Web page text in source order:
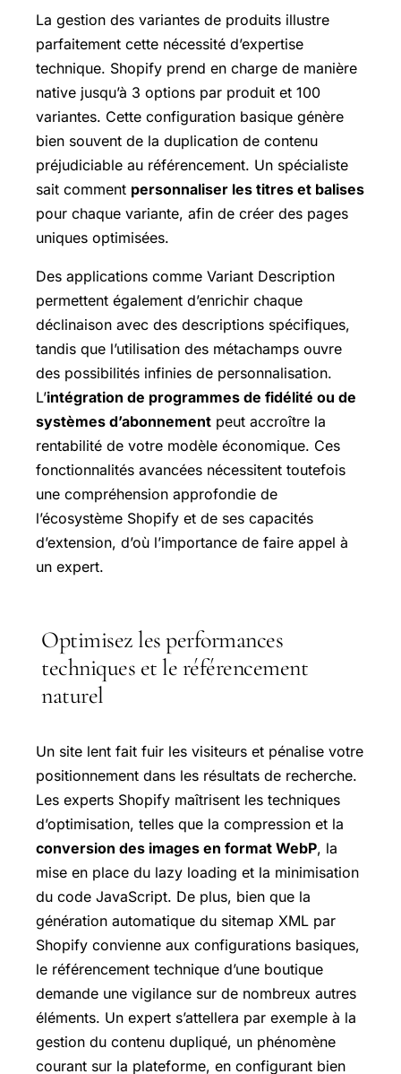
La gestion des variantes de produits illustre
parfaitement cette nécessité d’expertise
technique. Shopify prend en charge de manière
native jusqu’à 3 options par produit et 100
variantes. Cette configuration basique génère
bien souvent de la duplication de contenu
préjudiciable au référencement. Un spécialiste
sait comment personnaliser les titres et balises
pour chaque variante, afin de créer des pages
uniques optimisées.
Des applications comme Variant Description
permettent également d’enrichir chaque
déclinaison avec des descriptions spécifiques,
tandis que l’utilisation des métachamps ouvre
des possibilités infinies de personnalisation.
L’intégration de programmes de fidélité ou de
systèmes d’abonnement peut accroître la
rentabilité de votre modèle économique. Ces
fonctionnalités avancées nécessitent toutefois
une compréhension approfondie de
l’écosystème Shopify et de ses capacités
d’extension, d’où l’importance de faire appel à
un expert.
Optimisez les performances
techniques et le référencement
naturel
Un site lent fait fuir les visiteurs et pénalise votre
positionnement dans les résultats de recherche.
Les experts Shopify maîtrisent les techniques
d’optimisation, telles que la compression et la
conversion des images en format WebP, la
mise en place du lazy loading et la minimisation
du code JavaScript. De plus, bien que la
génération automatique du sitemap XML par
Shopify convienne aux configurations basiques,
le référencement technique d’une boutique
demande une vigilance sur de nombreux autres
éléments. Un expert s’attellera par exemple à la
gestion du contenu dupliqué, un phénomène
courant sur la plateforme, en configurant bien